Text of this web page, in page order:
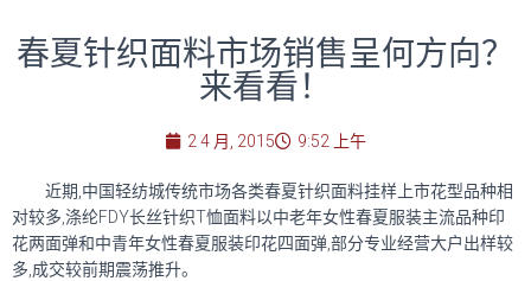
春夏针织面料市场销售呈何方向？
来看看！
2 4 月, 2015 9:52 上午
近期,中国轻纺城传统市场各类春夏针织面料挂样上市花型品种相
对较多,涤纶FDY长丝针织T恤面料以中老年女性春夏服装主流品种印
花两面弹和中青年女性春夏服装印花四面弹,部分专业经营大户出样较
多,成交较前期震荡推升。